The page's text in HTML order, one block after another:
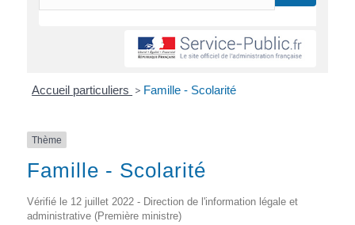
Accueil particuliers > Famille - Scolarité
Thème
Famille - Scolarité
Vérifié le 12 juillet 2022 - Direction de l'information légale et
administrative (Première ministre)